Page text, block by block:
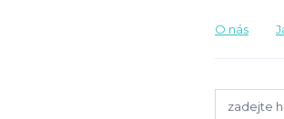
O nás